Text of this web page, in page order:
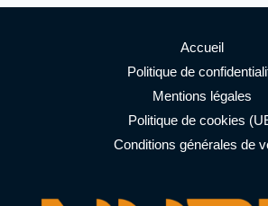
NOTRE
Accueil
Politique de
Mentions légales
Politique de cookies
Conditions générales de